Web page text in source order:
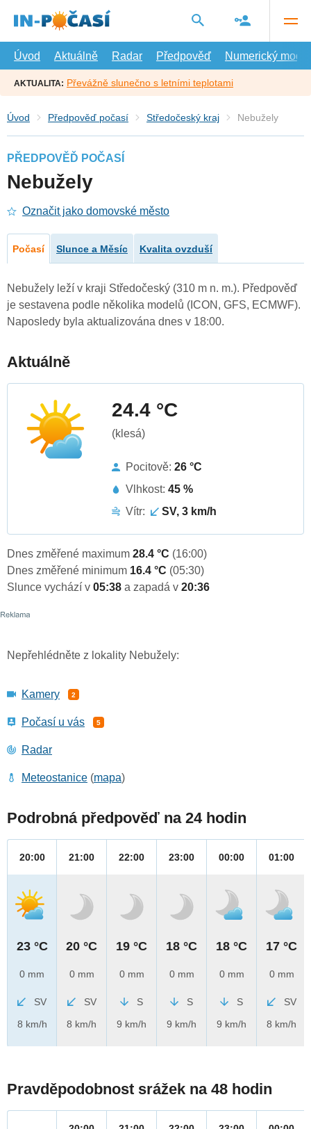
hlavní
Úvod
Aktuálně Radar Předpověď Numerický model
AKTUALITA: Převážně slunečno s letními teplotami
Úvod Předpověď počasí Středočeský kraj Nebužely
PŘEDPOVĚĎ POČASÍ
Nebužely
Označit jako domovské město
Počasí Slunce a Měsíc Kvalita ovzduší
Nebužely leží v kraji Středočeský (310 m n. m.). Předpověď
je sestavena podle několika modelů (ICON, GFS, ECMWF).
Naposledy byla aktualizována dnes v 18:00.
Aktuálně
24.4 °C
(klesá)
Pocitově: 26 °C
Vlhkost: 45 %
Vítr:
SV, 3 km/h
Dnes změřené maximum 28.4 °C (16:00)
Dnes změřené minimum 16.4 °C (05:30)
Slunce vychází v 05:38 a zapadá v 20:36
Nepřehlédněte z lokality Nebužely:
Kamery 2
Počasí u vás 5
Radar
Meteostanice (mapa)
Podrobná předpověď na 24 hodin
20:00
23 °C
0 mm
SV
8 km/h
21:00
20 °C
0 mm
SV
8 km/h
22:00
19 °C
0 mm
S
9 km/h
23:00
18 °C
0 mm
S
9 km/h
00:00
18 °C
0 mm
S
9 km/h
01:00
17 °C
0 mm
SV
8 km/h
Pravděpodobnost srážek na 48 hodin